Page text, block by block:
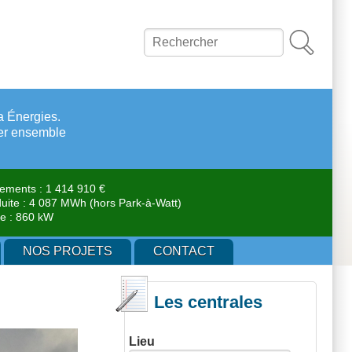
Rechercher
Énergies.
ensemble
: 1 414 910 €
: 4 087 MWh (hors Park-à-Watt)
: 860 kW
NOS PROJETS CONTACT
Les centrales
Lieu